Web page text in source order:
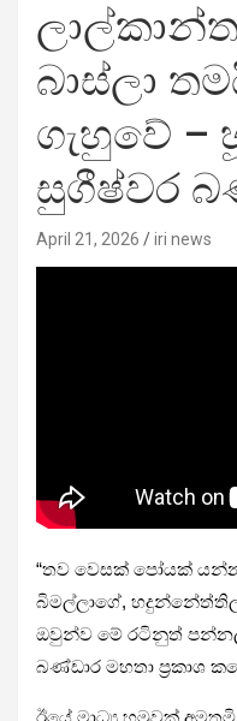
බාස්ලා
ගැහුවේ –
සුගීෂ්වර
April 21, 2026 iri news
“තව වෙසක් පෝයක්
බිමල්ලාගේ,
ඔවුන්ව මේ රටිනුත්
බණ්ඩාර මහතා ප්‍රකාශ
ඊයේ මාධ්‍ය හමුවක්